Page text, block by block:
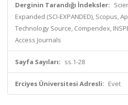
Derginin Tarandığı İndeksler:
Expanded (SCI-EXPANDED), Scopus,
Technology Source, Compendex,
Access Journals
Sayfa Sayıları: ss.1-28
Erciyes Üniversitesi Adresli: Evet